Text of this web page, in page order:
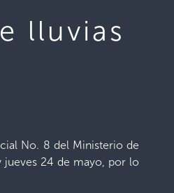
lluvias
No. 8 del Ministerio de
jueves 24 de mayo, por lo